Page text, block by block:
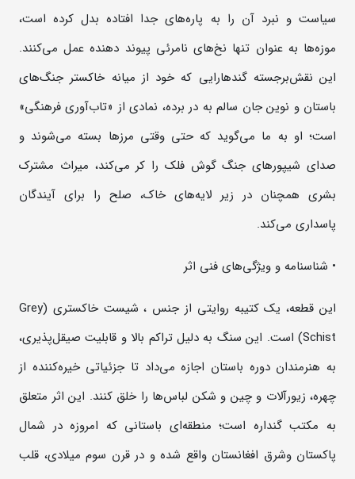
سیاست و نبرد آن را به پاره‌های جدا افتاده بدل کرده است،
موزه‌ها به عنوان تنها نخ‌های نامرئی پیوند دهنده عمل می‌کنند.
این نقش‌برجسته گندهارایی که خود از میانه خاکستر جنگ‌های
باستان و نوین جان سالم به در برده، نمادی از «تاب‌آوری فرهنگی»
است؛ او به ما می‌گوید که حتی وقتی مرزها بسته می‌شوند و
صدای شیپورهای جنگ گوش فلک را کر می‌کند، میراث مشترک
بشری همچنان در زیر لایه‌های خاک، صلح را برای آیندگان
پاسداری می‌کند.
• شناسنامه و ویژگی‌های فنی اثر
این قطعه، یک کتیبه روایتی از جنس ، شیست خاکستری (Grey
Schist) است. این سنگ به دلیل تراکم بالا و قابلیت صیقل‌پذیری،
به هنرمندان دوره باستان اجازه می‌داد تا جزئیاتی خیره‌کننده از
چهره، زیورآلات و چین و شکن لباس‌ها را خلق کنند. این اثر متعلق
به مکتب گنداره است؛ منطقه‌ای باستانی که امروزه در شمال
پاکستان وشرق افغانستان واقع شده و در قرن سوم میلادی، قلب